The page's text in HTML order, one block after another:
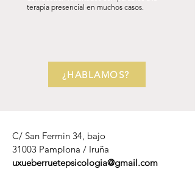
terapia presencial en muchos casos.
¿HABLAMOS?
C/ San Fermin 34, bajo
31003 Pamplona / Iruña
uxueberruetepsicologia@gmail.com